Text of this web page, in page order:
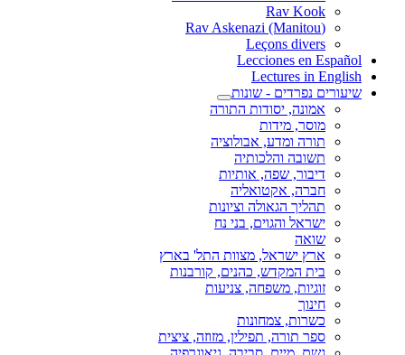
Rav Kook
(Rav Askenazi (Manitou
Leçons divers
Lecciones en Español
Lectures in English
שיעורים נפרדים - שונות
אמונה, יסודות התורה
מוסר, מידות
תורה ומדע, אבולוציה
תשובה והלכותיה
דיבור, שפה, אותיות
חברה, אקטואליה
תהליך הגאולה וציונות
ישראל והגוים, בני נח
שואה
ארץ ישראל, מצוות התל' בארץ
בית המקדש, כהנים, קורבנות
זוגיות, משפחה, צניעות
חינוך
כשרות, צמחונות
ספר תורה, תפילין, מזוזה, ציצית